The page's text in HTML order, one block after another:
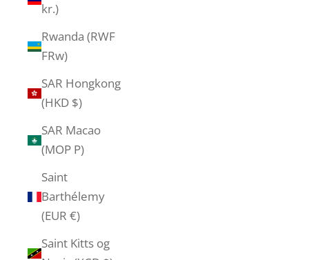
kr.)
Rwanda (RWF
FRw)
SAR Hongkong
(HKD $)
SAR Macao
(MOP P)
Saint
Barthélemy
(EUR €)
Saint Kitts og